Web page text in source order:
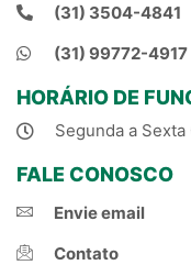
(31) 3504-4841
(31) 99772-4917
HORÁRIO DE
Segunda a
FALE CONOSCO
Envie email
Contato